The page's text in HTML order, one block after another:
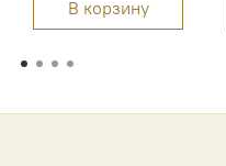
В корзину